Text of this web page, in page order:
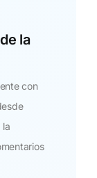
la
con
la